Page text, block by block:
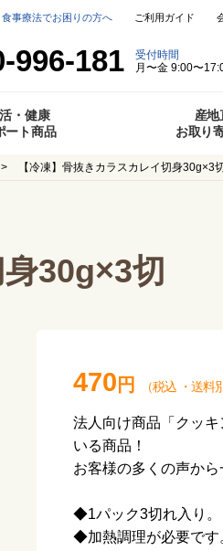
996-181
受付時間
月〜金 9:00〜
食事療法でお困りの方へ ご利用ガイド
・健康
ート商品
産地
お取り
【冷凍】骨抜きカラスカレイ切身30g×3
30g×3切
470 円 （税込 ・ 送料
法人向け商品「クッ
いる商品！
お客様の多くの声から
◆1パック3切れ入り。
◆加熱調理が必要です